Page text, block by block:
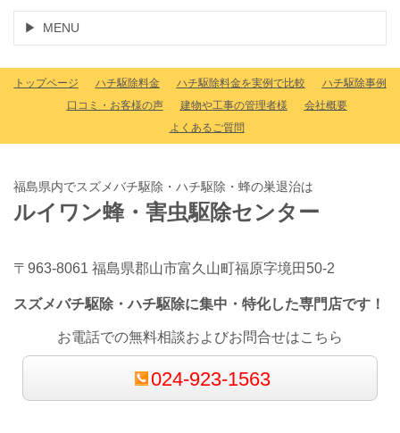
MENU
トップページ ハチ駆除料金 ハチ駆除料金を実例で比較
ハチ駆除事例
口コミ・お客様の声
建物や工事の管理者様
会社概要
よくあるご質問
福島県内でスズメバチ駆除・ハチ駆除・蜂の巣退治は
ルイワン蜂・害虫駆除センター
〒963-8061 福島県郡山市富久山町福原字境田50-2
スズメバチ駆除・ハチ駆除に集中・特化した専門店です！
お電話での無料相談およびお問合せはこちら
024-923-1563